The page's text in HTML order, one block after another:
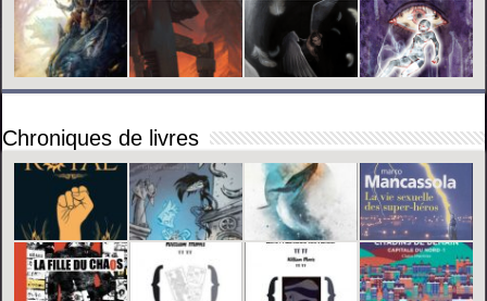
Chroniques de livres